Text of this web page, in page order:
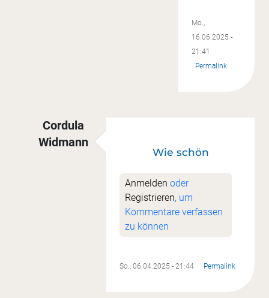
Mo.,
16.06.2025 -
21:41
Permalink
Cordula
Widmann
Besser spät als nie!von
Wie schön
Anmelden oder
Registrieren, um
Kommentare verfassen
zu können
So., 06.04.2025 - 21:44 Permalink